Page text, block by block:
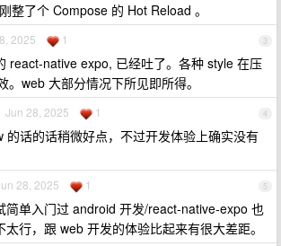
整了个 Compose 的 Hot Reload 。
3
2025 1
react-native expo, 已经吐了。各种 style 在压
。web 大部分情况下所见即所得。
4
Jun 28, 2025 1
的话的话稍微好点，不过开发体验上确实没有
5
28, 2025 1
简单入门过 android 开发/react-native-expo 也
行，跟 web 开发的体验比起来有很大差距。